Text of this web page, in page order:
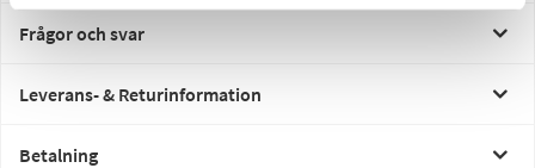
Frågor och svar
Leverans- & Returinformation
Betalning